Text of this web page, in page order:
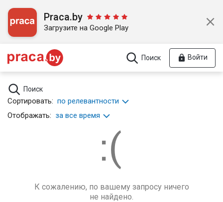
Praca.by
Загрузите на Google Play
Поиск Войти
Поиск
Сортировать: по релевантности
Отображать: за все время
К сожалению, по вашему запросу ничего
не найдено.